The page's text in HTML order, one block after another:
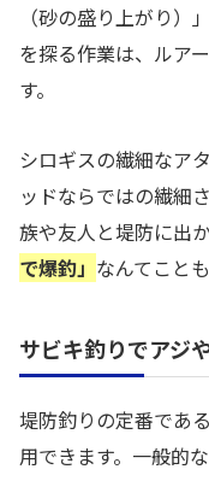
（砂の盛り上がり
を探る作業は、ルア
す。
シロギスの繊細なア
ッドならではの繊細
族や友人と堤防に出
で爆釣」 なんてこと
サビキ釣りでアジ
堤防釣りの定番であ
用できます。一般的